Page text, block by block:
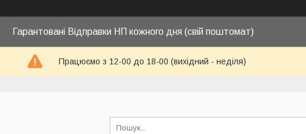
Гарантовані Відправки НП кожного дня (свій поштомат)
Працюємо з 12-00 до 18-00 (вихідний - неділя)